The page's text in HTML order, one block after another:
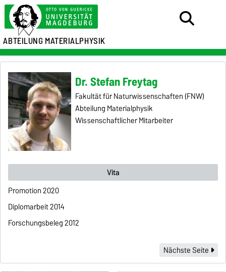
ABTEILUNG MATERIALPHYSIK
Dr. Stefan Freytag
Fakultät für Naturwissenschaften (FNW)
Abteilung Materialphysik
Wissenschaftlicher Mitarbeiter
Vita
Promotion 2020
Diplomarbeit 2014
Forschungsbeleg 2012
Nächste Seite